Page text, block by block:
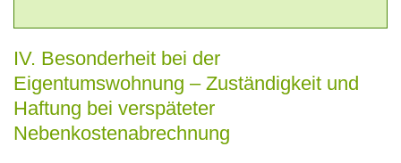
IV. Besonderheit bei der
Eigentumswohnung – Zuständigkeit und
Haftung bei verspäteter
Nebenkostenabrechnung